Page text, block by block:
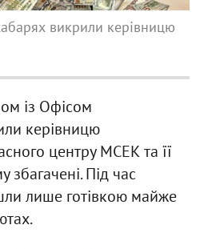
викрили керівницю
із Офісом
керівницю
центру МСЕК та її
Під час
лише готівкою майже